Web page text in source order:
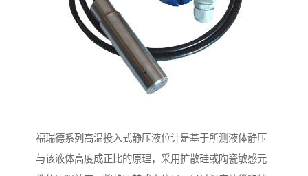
福瑞德系列高温投入式静压液位计是基于所测液体静压
与该液体高度成正比的原理，采用扩散硅或陶瓷敏感元